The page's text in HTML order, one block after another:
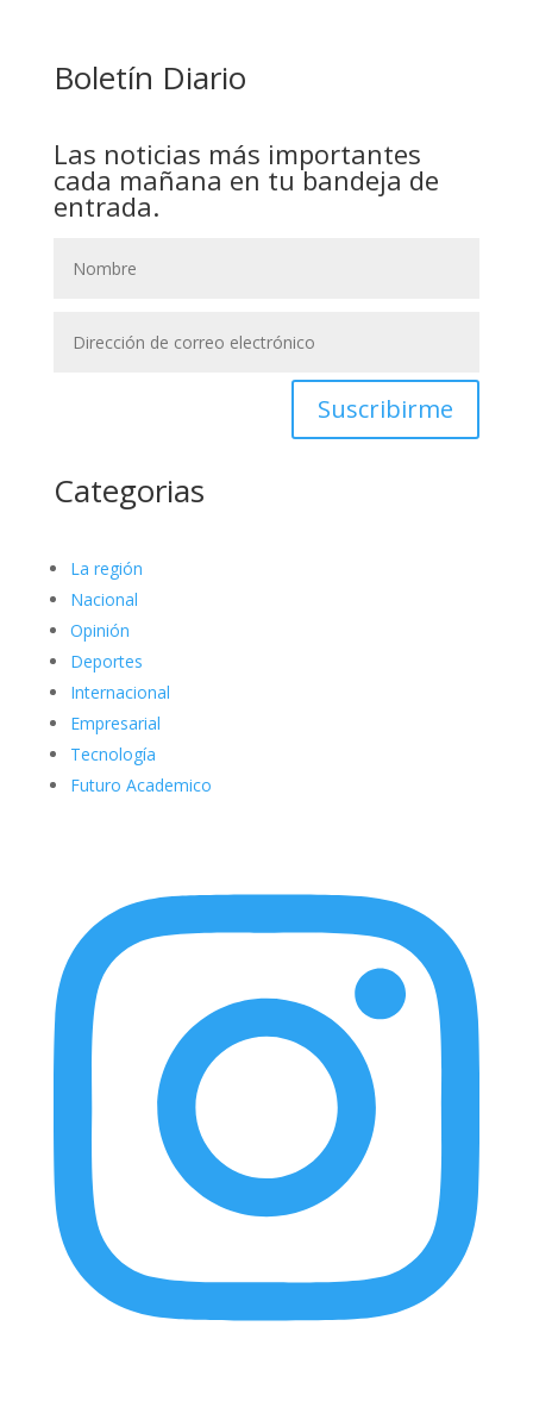
Boletín Diario
Las noticias más importantes
cada mañana en tu bandeja de
entrada.
Suscribirme
Categorias
La región
Nacional
Opinión
Deportes
Internacional
Empresarial
Tecnología
Futuro Academico